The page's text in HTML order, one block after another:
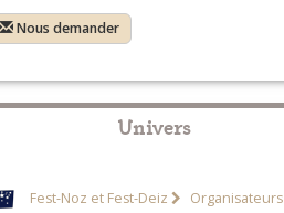
Nous demander
Univers
Fest-Noz et Fest-Deiz Organisateurs